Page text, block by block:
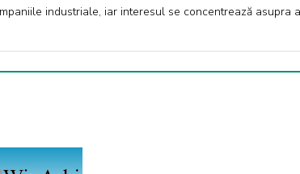
industriale, iar interesul se concentrează asupra